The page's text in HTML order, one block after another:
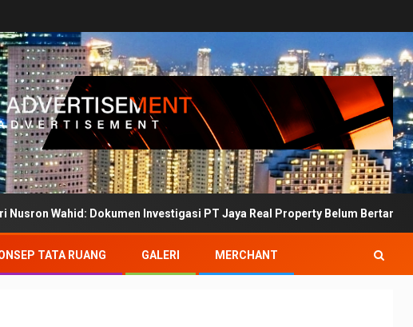
Investigasi PT Jaya Real Property Belum Bertanda Tangan
TATA RUANG GALERI MERCHANT